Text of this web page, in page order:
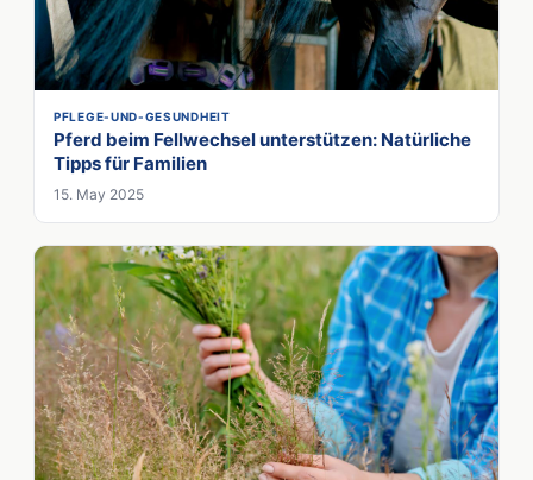
PFLEGE-UND-GESUNDHEIT
Pferd beim Fellwechsel unterstützen: Natürliche
Tipps für Familien
15. May 2025